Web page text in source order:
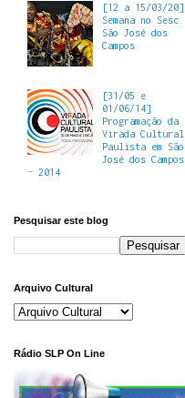
[12 a 15/03/20]
Semana no Sesc
São José dos
Campos
[31/05 e
01/06/14]
Programação da
Virada Cultural
Paulista em São
José dos Campos
- 2014
Pesquisar este blog
Arquivo Cultural
Rádio SLP On Line